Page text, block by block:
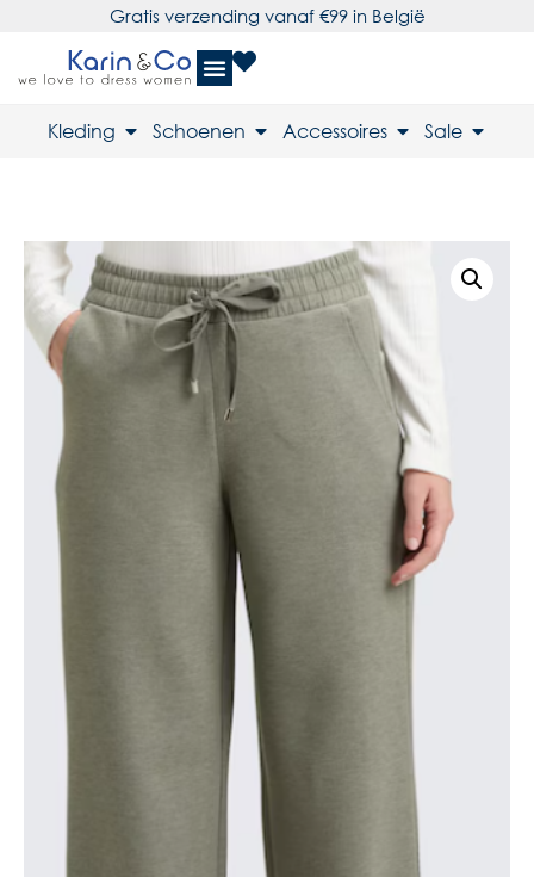
Gratis verzending vanaf €99 in België
Kleding Schoenen Accessoires Sale